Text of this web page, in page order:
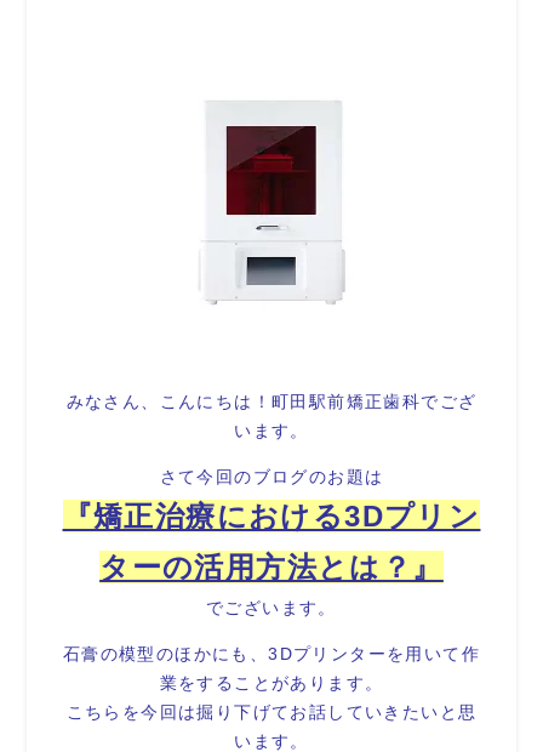
みなさん、こんにちは！町田駅前矯正歯科でござ
います。
さて今回のブログのお題は
『矯正治療における3Dプリン
ターの活用方法とは？』
でございます。
石膏の模型のほかにも、3Dプリンターを用いて作
業をすることがあります。
こちらを今回は掘り下げてお話していきたいと思
います。